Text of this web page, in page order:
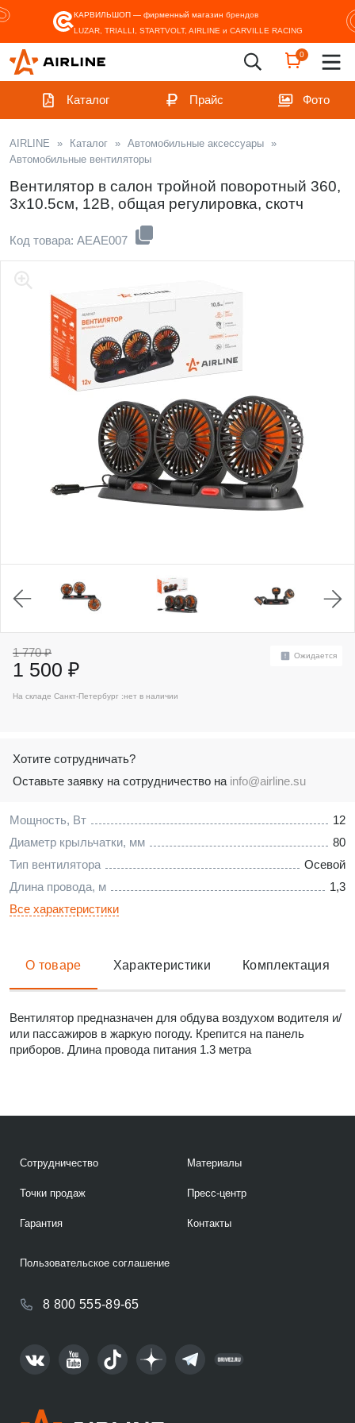
КАРВИЛЬШОП — фирменный магазин брендов
LUZAR, TRIALLI, STARTVOLT, AIRLINE и CARVILLE RACING
0
Каталог Прайс Фото
AIRLINE » Каталог » Автомобильные аксессуары »
Автомобильные вентиляторы
Вентилятор в салон тройной поворотный 360,
3x10.5см, 12В, общая регулировка, скотч
Код товара: AEAE007
Мощность, Вт
12
Диаметр крыльчатки, мм
80
Тип вентилятора
Осевой
Длина провода, м
1,3
Все характеристики
1 770 ₽
1 500 ₽
Ожидается
На складе Санкт-Петербург :нет в наличии
Хотите сотрудничать?
Оставьте заявку на сотрудничество на info@airline.su
О товаре Характеристики Комплектация
Вентилятор предназначен для обдува воздухом водителя и/
или пассажиров в жаркую погоду. Крепится на панель
приборов. Длина провода питания 1.3 метра
Сотрудничество
Точки продаж
Гарантия
Материалы
Пресс-центр
Контакты
8 800 555-89-65
Пользовательское соглашение